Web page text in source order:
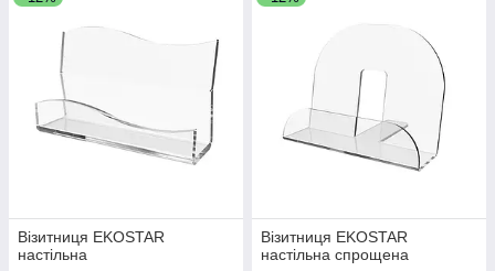
Візитниця EKOSTAR
настільна
Візитниця EKOSTAR
настільна спрощена